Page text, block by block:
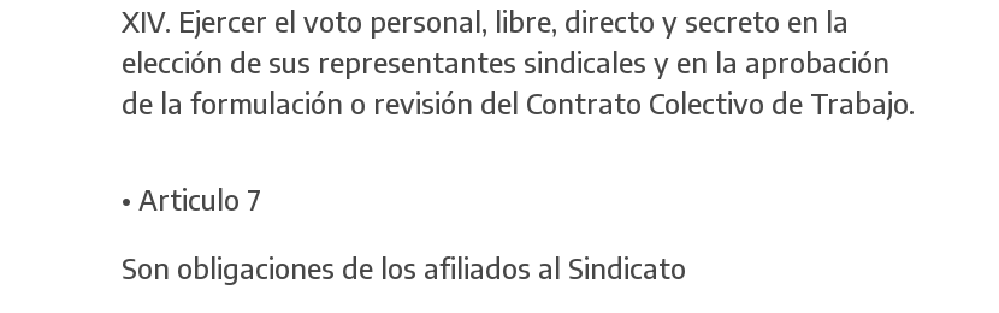
XIV. Ejercer el voto personal, libre, directo y secreto en la
elección de sus representantes sindicales y en la aprobación
de la formulación o revisión del Contrato Colectivo de Trabajo.
• Articulo 7
Son obligaciones de los afiliados al Sindicato